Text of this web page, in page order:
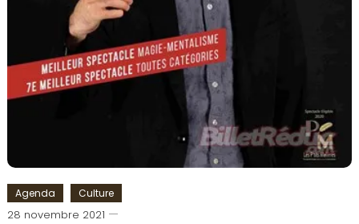
Agenda Culture
28 novembre 2021
Cédric